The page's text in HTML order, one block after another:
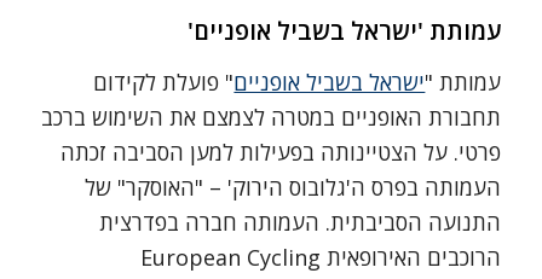
עמותת 'ישראל בשביל אופניים'
עמותת "ישראל בשביל אופניים" פועלת לקידום
תחבורת האופניים במטרה לצמצם את השימוש ברכב
פרטי. על הצטיינותה בפעילות למען הסביבה זכתה
העמותה בפרס ה'גלובוס הירוק' – "האוסקר" של
התנועה הסביבתית. העמותה חברה בפדרצית
הרוכבים האירופאית European Cycling